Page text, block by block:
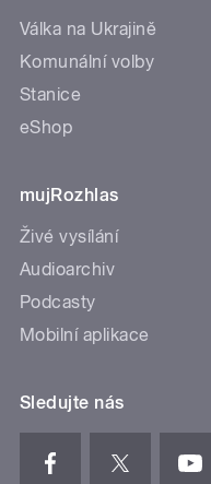
Válka na Ukrajině
Komunální volby
Stanice
eShop
mujRozhlas
Živé vysílání
Audioarchiv
Podcasty
Mobilní aplikace
Sledujte nás